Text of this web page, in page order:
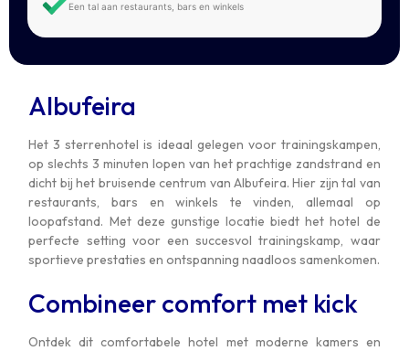
Een tal aan restaurants, bars en winkels
Albufeira
Het 3 sterrenhotel is ideaal gelegen voor trainingskampen,
op slechts 3 minuten lopen van het prachtige zandstrand en
dicht bij het bruisende centrum van Albufeira. Hier zijn tal van
restaurants, bars en winkels te vinden, allemaal op
loopafstand. Met deze gunstige locatie biedt het hotel de
perfecte setting voor een succesvol trainingskamp, waar
sportieve prestaties en ontspanning naadloos samenkomen.
Combineer comfort met kick
Ontdek dit comfortabele hotel met moderne kamers en